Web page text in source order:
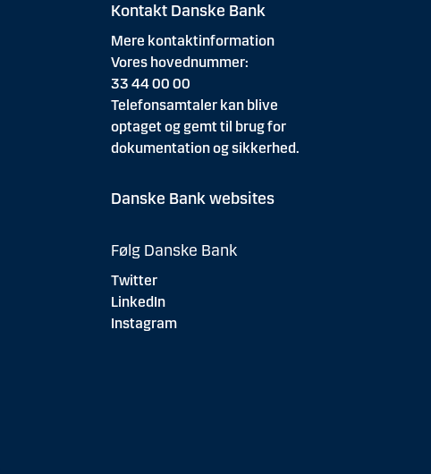
Kontakt Danske Bank
Mere kontaktinformation
Vores hovednummer:
33 44 00 00
Telefonsamtaler kan blive
optaget og gemt til brug for
dokumentation og sikkerhed.
Danske Bank websites
Følg Danske Bank
Twitter
LinkedIn
Instagram